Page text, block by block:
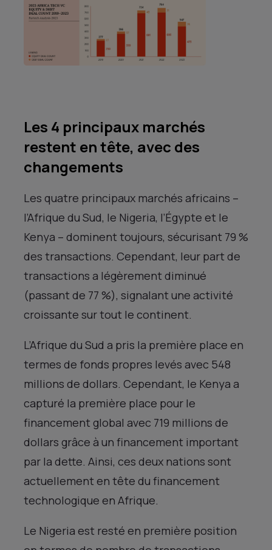
Les 4 principaux marchés
restent en tête, avec des
changements
Les quatre principaux marchés africains –
l’Afrique du Sud, le Nigeria, l’Égypte et le
Kenya – dominent toujours, sécurisant 79 %
des transactions. Cependant, leur part de
transactions a légèrement diminué
(passant de 77 %), signalant une activité
croissante sur tout le continent.
L’Afrique du Sud a pris la première place en
termes de fonds propres levés avec 548
millions de dollars. Cependant, le Kenya a
capturé la première place pour le
financement global avec 719 millions de
dollars grâce à un financement important
par la dette. Ainsi, ces deux nations sont
actuellement en tête du financement
technologique en Afrique.
Le Nigeria est resté en première position